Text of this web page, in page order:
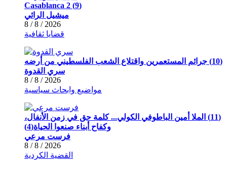
(9) Casablanca 2
ميشيل الرائي
2026 / 8 / 8
قضايا ثقافية
(10) جرائم المستعمرين واقتلاع الشعب الفلسطيني من أرضه
سري القدوة
2026 / 8 / 8
مواضيع وابحاث سياسية
(11) الملا أمين الباطوفي الكولي... كلمة حق في زمن الأنفال،
وكفاح أبناء صنعوا الحياة(4)
فرست مرعي
2026 / 8 / 8
القضية الكردية